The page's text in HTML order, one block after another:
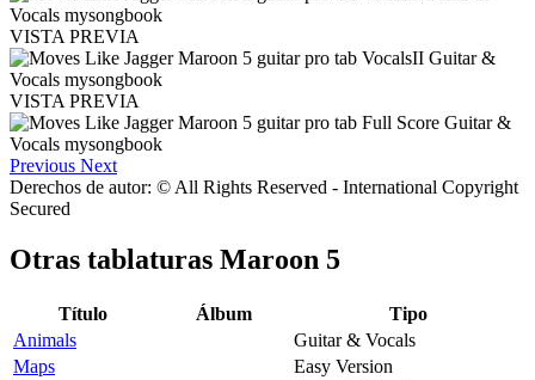
VISTA PREVIA
VISTA PREVIA
Previous Next
Derechos de autor: © All Rights Reserved - International Copyright
Secured
Otras tablaturas Maroon 5
Título Álbum
Tipo
Animals
Guitar & Vocals
Maps
Easy Version